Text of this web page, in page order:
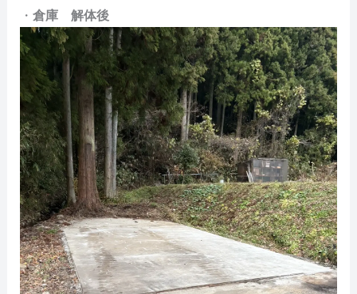
・ 倉庫 解体後